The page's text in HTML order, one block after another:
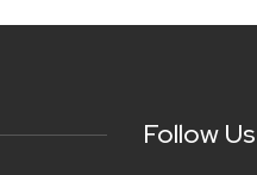
Follow Us